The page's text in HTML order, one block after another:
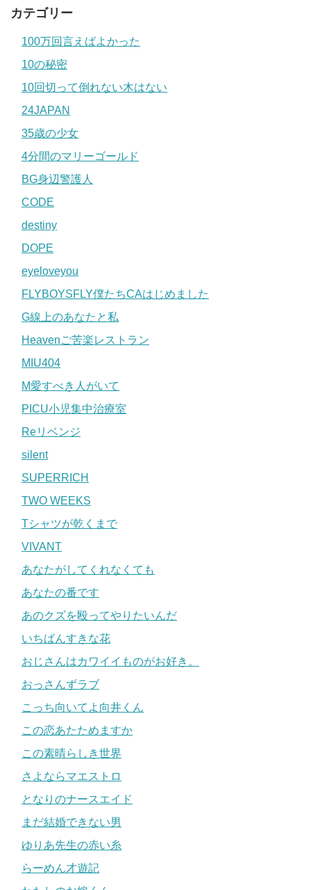
カテゴリー
100万回言えばよかった
10の秘密
10回切って倒れない木はない
24JAPAN
35歳の少女
4分間のマリーゴールド
BG身辺警護人
CODE
destiny
DOPE
eyeloveyou
FLYBOYSFLY僕たちCAはじめました
G線上のあなたと私
Heavenご苦楽レストラン
MIU404
M愛すべき人がいて
PICU小児集中治療室
Reリベンジ
silent
SUPERRICH
TWO WEEKS
Tシャツが乾くまで
VIVANT
あなたがしてくれなくても
あなたの番です
あのクズを殴ってやりたいんだ
いちばんすきな花
おじさんはカワイイものがお好き。
おっさんずラブ
こっち向いてよ向井くん
この恋あたためますか
この素晴らしき世界
さよならマエストロ
となりのナースエイド
まだ結婚できない男
ゆりあ先生の赤い糸
らーめん才遊記